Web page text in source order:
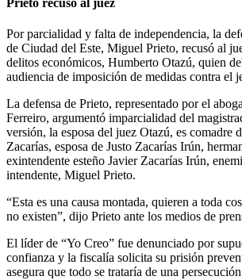
Prieto recusó al juez
Por parcialidad y falta de independencia, la
de Ciudad del Este, Miguel Prieto, recusó al
delitos económicos, Humberto Otazú, quien
audiencia de imposición de medidas contra el
La defensa de Prieto, representado por el
Ferreiro, argumentó imparcialidad del
versión, la esposa del juez Otazú, es comadre
Zacarías, esposa de Justo Zacarías Irún,
exintendente esteño Javier Zacarías Irún,
intendente, Miguel Prieto.
“Esta es una causa montada, quieren a toda
no existen”, dijo Prieto ante los medios de
El líder de “Yo Creo” fue denunciado por
confianza y la fiscalía solicita su prisión
asegura que todo se trataría de una